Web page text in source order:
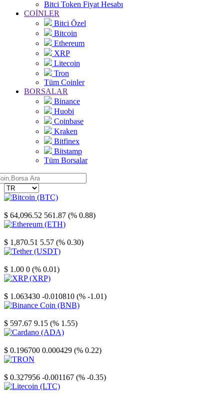
Bitci Token Fiyat Hesabı
COİNLER
Bitci Özel
Bitcoin
Ethereum
XRP
Litecoin
Tron
Tüm Coinler
BORSALAR
Binance
Huobi
Coinbase
Kraken
Bitfinex
Bitstamp
Tüm Borsalar
$ 64,096.52 561.87 (% 0.88)
$ 1,870.51 5.57 (% 0.30)
$ 1.00 0 (% 0.01)
$ 1.063430 -0.010810 (% -1.01)
$ 597.67 9.15 (% 1.55)
$ 0.196700 0.000429 (% 0.22)
$ 0.327956 -0.001167 (% -0.35)